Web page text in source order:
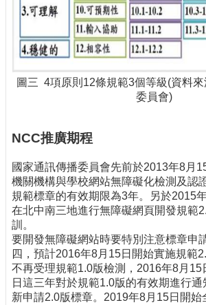
圖三 4項原則12條規範3個等級(資料
委員會)
NCC推廣期程
國家通訊傳播委員會先前於2013年8月
機關機構與學校網站無障礙化檢測及認
規範標章的有效期限為3年。另於2015
在北中南三地進行無障礙網頁開發規範
訓。
要開發無障礙網站時要特別注意標章申
四，預計2016年8月15日開始實施規範
不再受理規範1.0版檢測，2016年8月15
日這三年對於規範1.0版的有效期進行
新申請2.0版標章。2019年8月15日開始